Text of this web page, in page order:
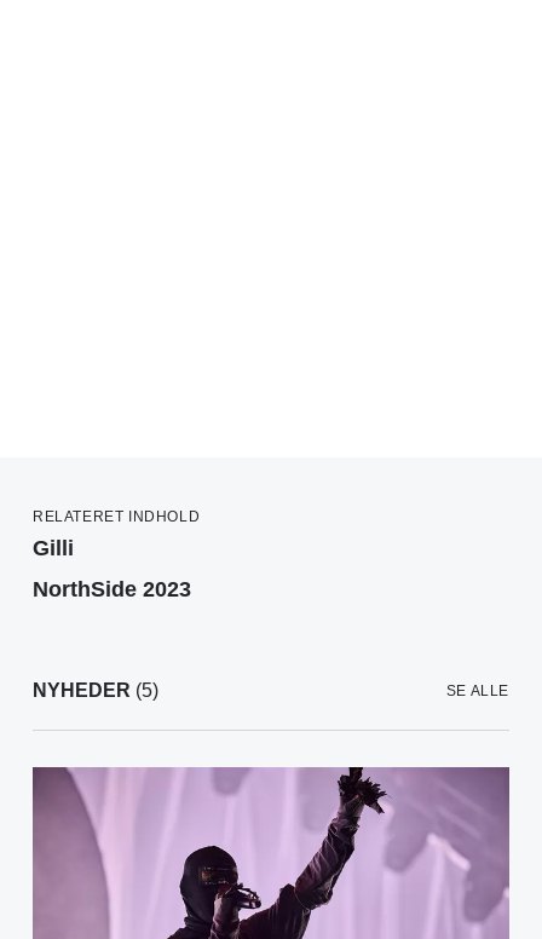
RELATERET INDHOLD
Gilli
NorthSide 2023
NYHEDER (5) SE ALLE